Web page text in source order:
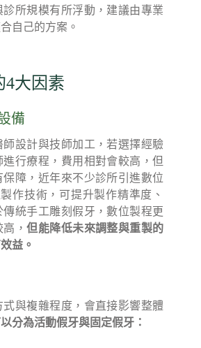
所規模有所浮動，建議由專業
自己的方案。
4大因素
備
設計與技師加工，若選擇經驗
行療程，費用相對會較高，但
障，近年來不少診所引進數位
作技術，可提升製作精準度、
統手工雕刻假牙，數位製程更
高，但能降低未來調整與重製的
益。
與複雜程度，會直接影響整體
分為活動假牙與固定假牙：